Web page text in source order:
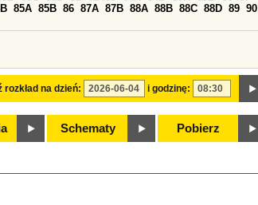
rozkład na dzień: i godzinę:
85A 85B 86 87A 87B 88A 88B 88C 88D 89 90
Schematy Pobierz